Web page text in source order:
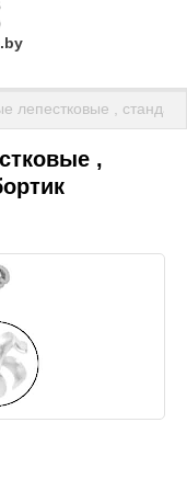
лепестковые ,
,